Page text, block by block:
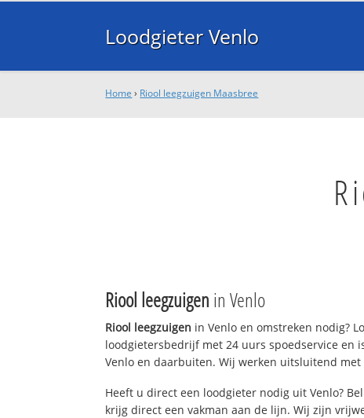
Loodgieter Venlo
Home › Riool leegzuigen Maasbree
Riool leegzuigen in Venlo
Riool leegzuigen in Venlo en omstreken nodig?
loodgietersbedrijf met 24 uurs spoedservice en
Venlo en daarbuiten. Wij werken uitsluitend
Heeft u direct een loodgieter nodig uit Venlo?
krijg direct een vakman aan de lijn. Wij zijn